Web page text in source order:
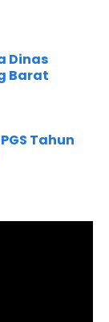
Dinas
Barat
Tahun